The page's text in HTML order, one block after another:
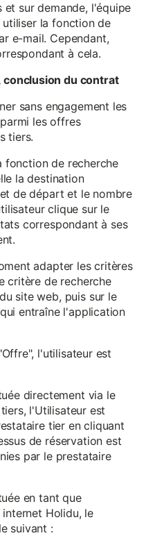
et sur demande, l'équipe
la fonction de
e-mail. Cependant,
à cela.
conclusion du contrat
sans engagement les
les offres
tiers.
fonction de recherche
la destination
de départ et le nombre
clique sur le
correspondant à ses
adapter les critères
critère de recherche
site web, puis sur le
entraîne l'application
l'utilisateur est
directement via le
l'Utilisateur est
tier en cliquant
de réservation est
par le prestataire
en tant que
Holidu, le
suivant :